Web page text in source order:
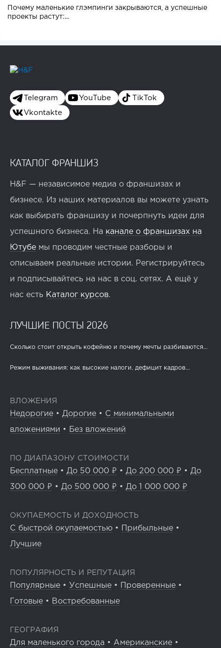
Почему маленькие глэмпинги закрываются, а успешные
проекты растут:...
Telegram YouTube TikTok
Vkontakte
КАТАЛОГ ФРАНШИЗ
H&F — независимое медиа о франшизах и
бизнесе. Из наших материалов вы можете узнать
как выбирать франшизу и почерпнуть идеи для
успешного бизнеса. На канале о франшизах на
Ютубе мы проводим честные разборы и
описываем реальные истории. Регистрируйтесь
и подписывайтесь на нас в соц. сетях. А ещё у
нас есть Каталог курсов.
ЛУЧШИЕ ПОСТЫ 2026
Сколько стоит открыть кофейню и почему мечты разбиваются...
Режим выживания: как высокие налоги, дефицит кадров...
ВЛОЖЕНИЯ
Недорогие • Дорогие • С минимальными
вложениями • Без вложений
ПО ДИАПАЗОНУ СТОИМОСТИ
Бесплатные • До 50 000 ₽ • До 200 000 ₽ • До
300 000 ₽ • До 500 000 ₽ • До 1 000 000 ₽
ОКУПАЕМОСТЬ И ДОХОДНОСТЬ
С быстрой окупаемостью • Прибыльные •
Лучшие
ПОПУЛЯРНОСТЬ И РЕПУТАЦИЯ
Популярные • Успешные • Проверенные •
Готовые • Востребованные
ГЕОГРАФИЯ
Для маленького города • Американские •